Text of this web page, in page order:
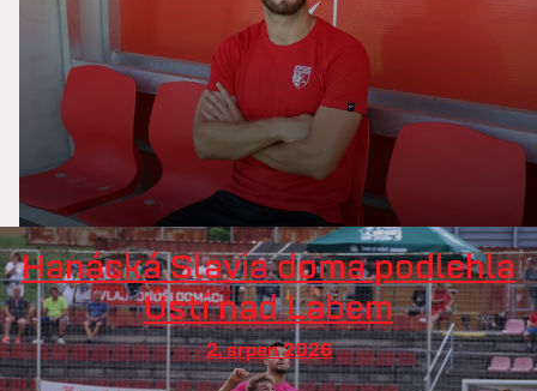
Hanácká Slavia doma podlehla
Ústí nad Labem
2. srpen 2026